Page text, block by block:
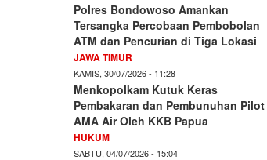
Polres Bondowoso Amankan
Tersangka Percobaan Pembobolan
ATM dan Pencurian di Tiga Lokasi
JAWA TIMUR
KAMIS, 30/07/2026 - 11:28
Menkopolkam Kutuk Keras
Pembakaran dan Pembunuhan Pilot
AMA Air Oleh KKB Papua
HUKUM
SABTU, 04/07/2026 - 15:04